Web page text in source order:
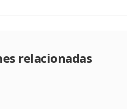
relacionadas